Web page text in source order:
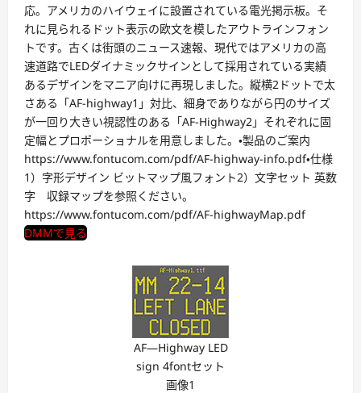
応。アメリカのハイウェイに設置されている電光掲示板。そ
れに見られるドット表示の欧文を模したアウトラインフォン
トです。古くは街頭のニュース速報、現代ではアメリカの高
速道路でLEDダイナミックサインとして採用されている実績
あるデザインをマニア向けに再現しました。縦横2ドットで太
さある「AF-highway1」対比、細身でありながら円のサイズ
が一回り大きい視認性のある「AF-Highway2」それぞれに固
定幅とプロポーショナルを用意しました。・製品のご案内
https://www.fontucom.com/pdf/AF-highway-info.pdf・仕様
1）字形デザイン ビットマップ風フォント2）文字セット 英数
字 収録マップを参照ください。
https://www.fontucom.com/pdf/AF-highwayMap.pdf
DMMで見る
AF―Highway LED
sign 4fontセット
画像1